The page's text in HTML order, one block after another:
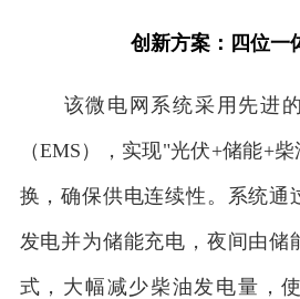
创新方案：四位一
该微电网系统采用先进
（EMS），实现"光伏+储能+
换，确保供电连续性。系统通
发电并为储能充电，夜间由储
式，大幅减少柴油发电量，